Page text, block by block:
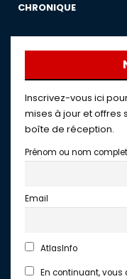
CHRONIQUE
Inscrivez-vous ici
mises à jour et
boîte de réception.
Prénom ou nom complet
Email
AtlasInfo
En continuant, vous